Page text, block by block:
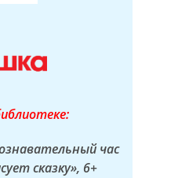
час
сказку», 6+